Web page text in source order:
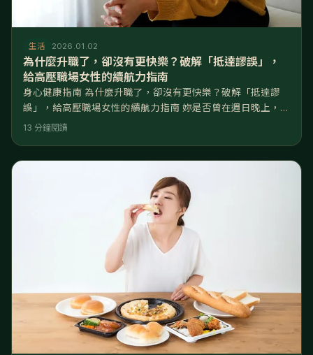
生活 2026.01.02
為什麼升職了，卻沒有更快樂？破解「抵達謬誤」，
給高壓職場女性的續航力指南
身心健康指南 為什麼升職了，卻沒有更快樂？破解「抵達謬
誤」，給高壓職場女性的續航力指南 妳是否曾在週日晚上，看
著行事曆上密密麻麻的會議，心中湧現的不是成就感，而是一
Fallacy)」。哈佛大學正向心理學專家 Tal Ben-Shaha
13 分鐘閱讀